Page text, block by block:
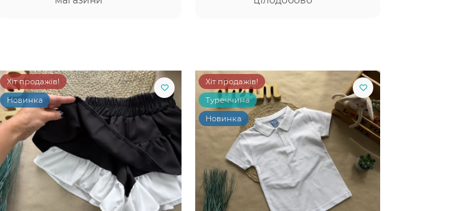
Хіт продажів!
Новинка
Хіт продажів!
Туреччина
Новинка